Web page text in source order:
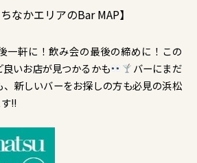
なかエリアのBar MAP】
一軒に！飲み会の最後の締めに！この
いお店が見つかるかも
バーにまだ
新しいバーをお探しの方も必見の浜松
!!